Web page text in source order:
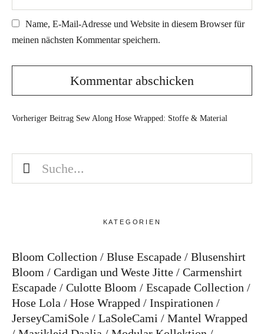
Name, E-Mail-Adresse und Website in diesem Browser für
meinen nächsten Kommentar speichern.
Vorheriger Beitrag Sew Along Hose Wrapped: Stoffe & Material
KATEGORIEN
Bloom Collection Bluse Escapade
Blusenshirt
Bloom
Cardigan und Weste Jitte
Carmenshirt
Escapade
Culotte Bloom
Escapade Collection
Hose Lola
Hose Wrapped
Inspirationen
JerseyCamiSole
LaSoleCami
Mantel Wrapped